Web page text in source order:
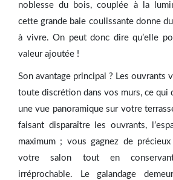
noblesse du bois, couplée à la
cette grande baie coulissante donne
à vivre. On peut donc dire qu’elle
valeur ajoutée !
Son avantage principal ? Les ouvrants
toute discrétion dans vos murs, ce qui
une vue panoramique sur votre
faisant disparaître les ouvrants,
maximum ; vous gagnez de
votre salon tout en
irréprochable. Le galandage